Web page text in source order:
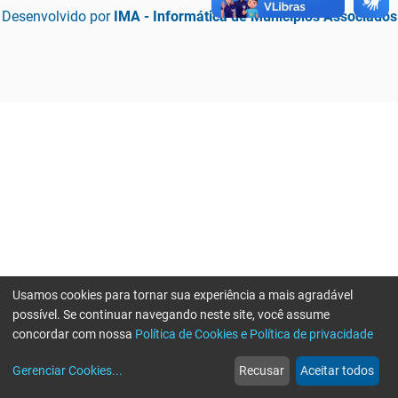
Desenvolvido por IMA - Informática de Municípios Associados
web
Notícias
more_horiz
Mais
Usamos cookies para tornar sua experiência a mais agradável
possível. Se continuar navegando neste site, você assume
concordar com nossa Política de Cookies e Política de privacidade
Gerenciar Cookies... Recusar Aceitar todos
Erro ao enviar informações, por favor tente novamente